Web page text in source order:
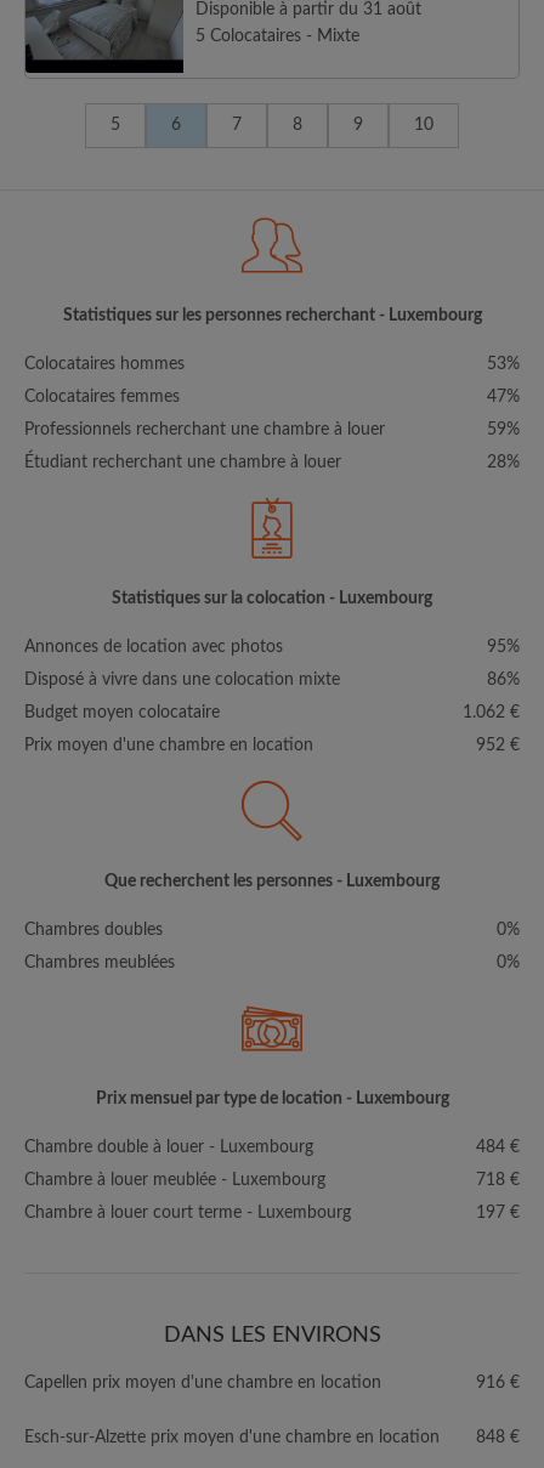
Disponible à partir du 31 août
5 Colocataires - Mixte
5 6 7 8 9 10
Statistiques sur les personnes recherchant - Luxembourg
Colocataires hommes
53%
Colocataires femmes
47%
Professionnels recherchant une chambre à louer
59%
Étudiant recherchant une chambre à louer
28%
Statistiques sur la colocation - Luxembourg
Annonces de location avec photos
95%
Disposé à vivre dans une colocation mixte
86%
Budget moyen colocataire
1.062 €
Prix moyen d'une chambre en location
952 €
Que recherchent les personnes - Luxembourg
Chambres doubles
0%
Chambres meublées
0%
Prix mensuel par type de location - Luxembourg
Chambre double à louer - Luxembourg
484 €
Chambre à louer meublée - Luxembourg
718 €
Chambre à louer court terme - Luxembourg
197 €
DANS LES ENVIRONS
Capellen prix moyen d'une chambre en location 916 €
Esch-sur-Alzette prix moyen d'une chambre en location 848 €